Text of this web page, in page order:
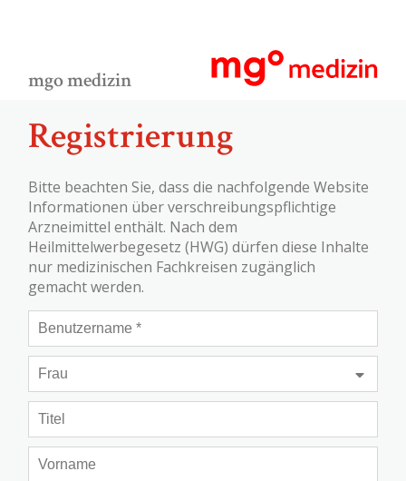
mgo medizin
Registrierung
Bitte beachten Sie, dass die nachfolgende Website
Informationen über verschreibungspflichtige
Arzneimittel enthält. Nach dem
Heilmittelwerbegesetz (HWG) dürfen diese Inhalte
nur medizinischen Fachkreisen zugänglich
gemacht werden.